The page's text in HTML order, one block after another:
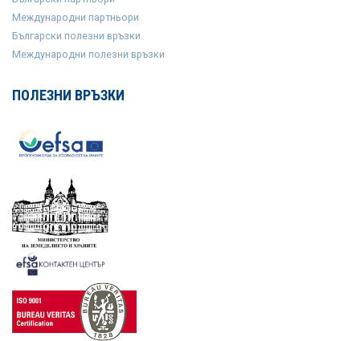
Международни партньори
Български полезни връзки
Международни полезни връзки
ПОЛЕЗНИ ВРЪЗКИ